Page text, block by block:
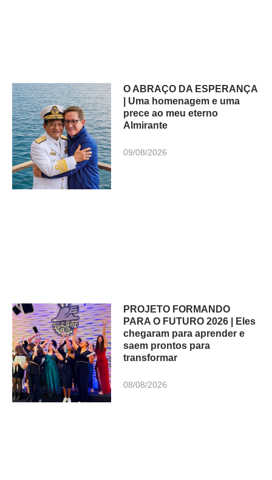
O ABRAÇO DA ESPERANÇA
| Uma homenagem e uma
prece ao meu eterno
Almirante
09/08/2026
PROJETO FORMANDO
PARA O FUTURO 2026 | Eles
chegaram para aprender e
saem prontos para
transformar
08/08/2026